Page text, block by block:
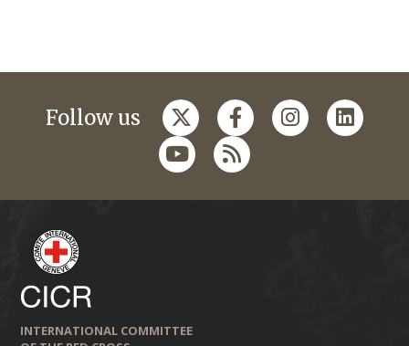
Follow us
INTERNATIONAL COMMITTEE